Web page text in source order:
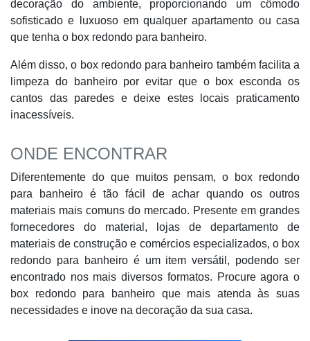
decoração do ambiente, proporcionando um cômodo
sofisticado e luxuoso em qualquer apartamento ou casa
que tenha o box redondo para banheiro.
Além disso, o box redondo para banheiro também facilita a
limpeza do banheiro por evitar que o box esconda os
cantos das paredes e deixe estes locais praticamento
inacessíveis.
ONDE ENCONTRAR
Diferentemente do que muitos pensam, o box redondo
para banheiro é tão fácil de achar quando os outros
materiais mais comuns do mercado. Presente em grandes
fornecedores do material, lojas de departamento de
materiais de construção e comércios especializados, o box
redondo para banheiro é um item versátil, podendo ser
encontrado nos mais diversos formatos. Procure agora o
box redondo para banheiro que mais atenda às suas
necessidades e inove na decoração da sua casa.